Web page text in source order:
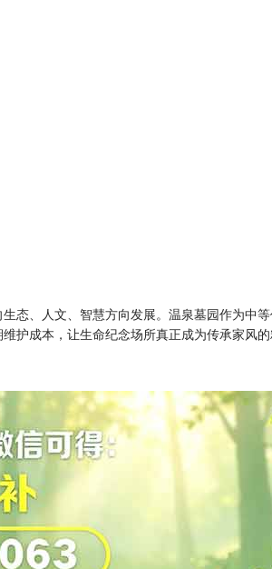
态、人文、智慧方向发展。温泉墓园作为中
护成本，让生命纪念场所真正成为传承家风的